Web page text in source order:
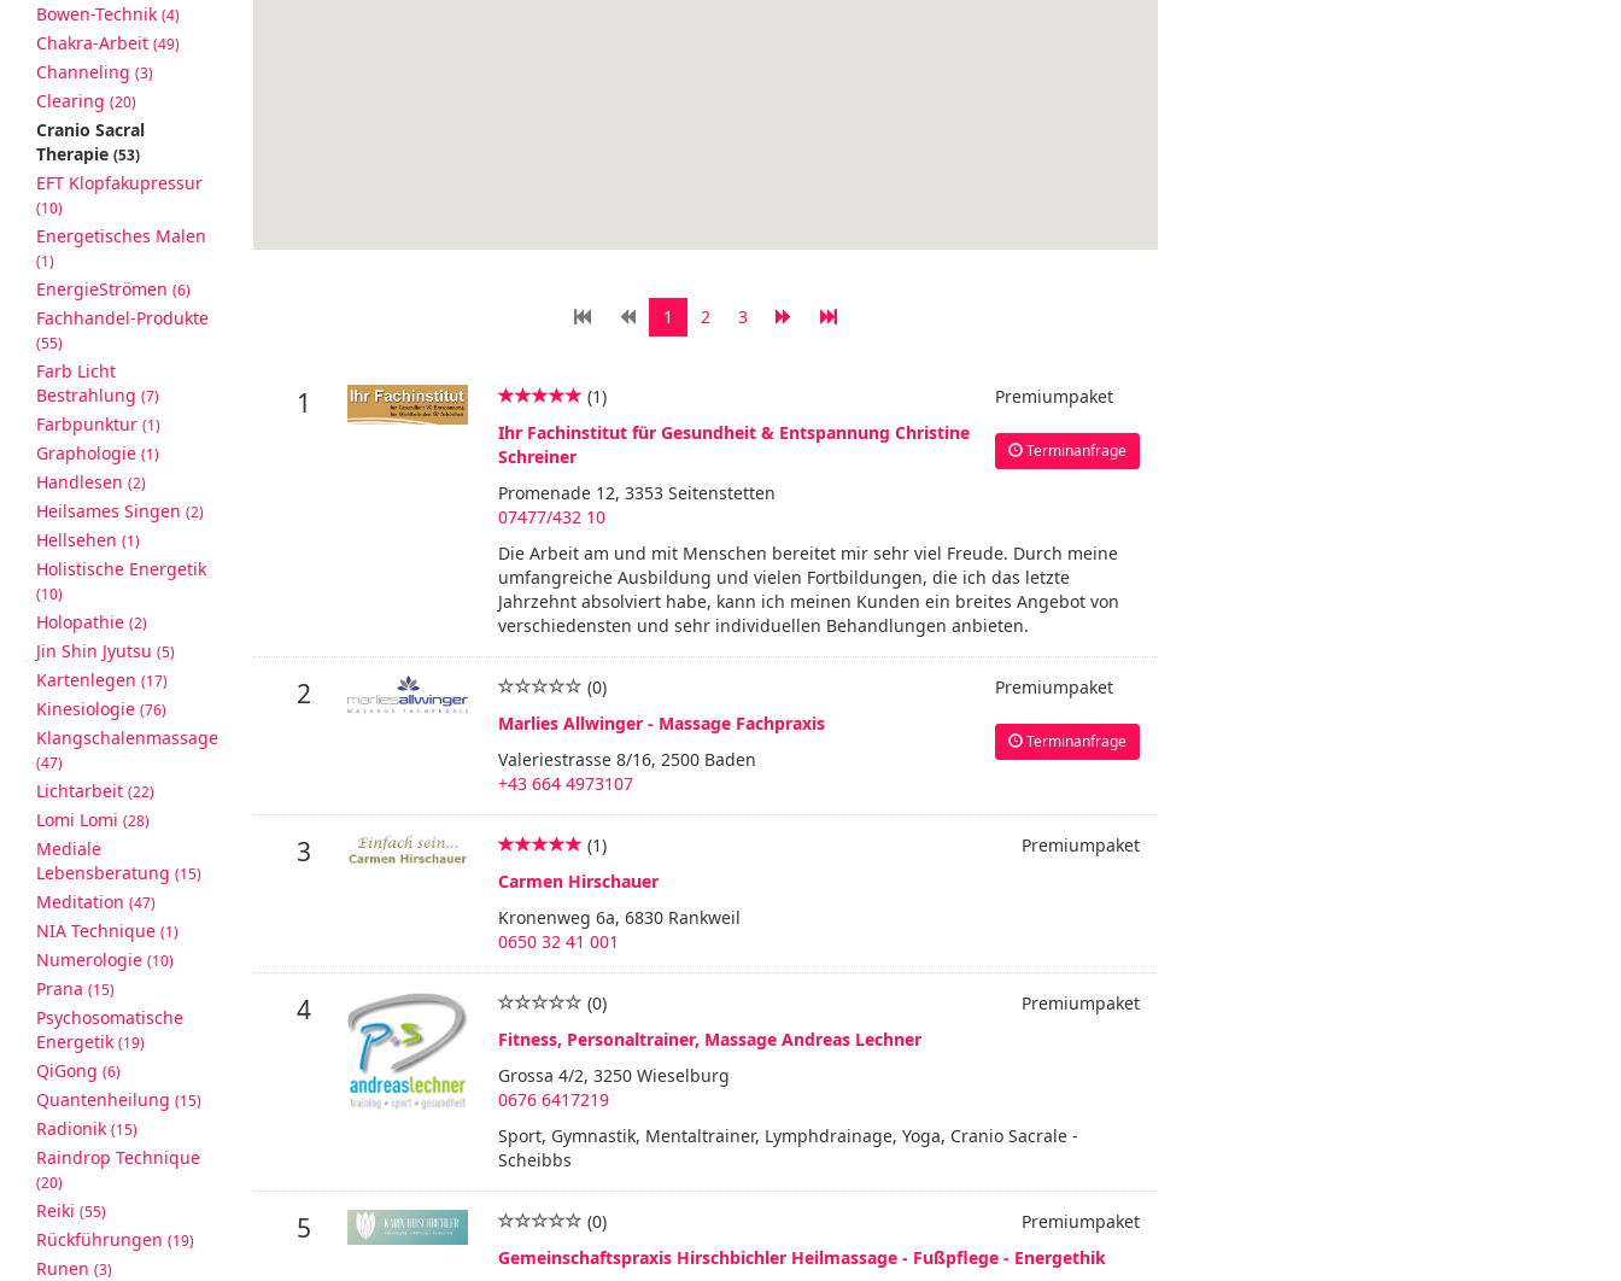
Bowen-Technik (4)
Chakra-Arbeit (49)
Channeling (3)
Clearing (20)
Cranio Sacral
Therapie (53)
EFT Klopfakupressur
(10)
Energetisches Malen
(1)
EnergieStrömen (6)
Fachhandel-Produkte
(55)
Farb Licht
Bestrahlung (7)
Farbpunktur (1)
Graphologie (1)
Handlesen (2)
Heilsames Singen (2)
Hellsehen (1)
Holistische Energetik
(10)
Holopathie (2)
Jin Shin Jyutsu (5)
Kartenlegen (17)
Kinesiologie (76)
Klangschalenmassage
(47)
Lichtarbeit (22)
Lomi Lomi (28)
Mediale
Lebensberatung (15)
Meditation (47)
NIA Technique (1)
Numerologie (10)
Prana (15)
Psychosomatische
Energetik (19)
QiGong (6)
Quantenheilung (15)
Radionik (15)
Raindrop Technique
(20)
Reiki (55)
Rückführungen (19)
Runen (3)
1 2 3
1 Premiumpaket
Terminanfrage
(1)
Ihr Fachinstitut für Gesundheit & Entspannung Christine
Schreiner
Promenade 12, 3353 Seitenstetten
07477/432 10
Die Arbeit am und mit Menschen bereitet mir sehr viel Freude. Durch meine
umfangreiche Ausbildung und vielen Fortbildungen, die ich das letzte
Jahrzehnt absolviert habe, kann ich meinen Kunden ein breites Angebot von
verschiedensten und sehr individuellen Behandlungen anbieten.
2 Premiumpaket
Terminanfrage
(0)
Marlies Allwinger - Massage Fachpraxis
Valeriestrasse 8/16, 2500 Baden
+43 664 4973107
3 Premiumpaket
(1)
Carmen Hirschauer
Kronenweg 6a, 6830 Rankweil
0650 32 41 001
4 Premiumpaket
(0)
Fitness, Personaltrainer, Massage Andreas Lechner
Grossa 4/2, 3250 Wieselburg
0676 6417219
Sport, Gymnastik, Mentaltrainer, Lymphdrainage, Yoga, Cranio Sacrale -
Scheibbs
5 Premiumpaket
(0)
Gemeinschaftspraxis Hirschbichler Heilmassage - Fußpflege - Energethik